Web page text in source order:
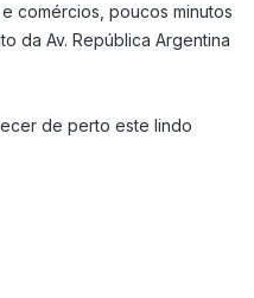
comércios, poucos minutos
da Av. República Argentina
de perto este lindo